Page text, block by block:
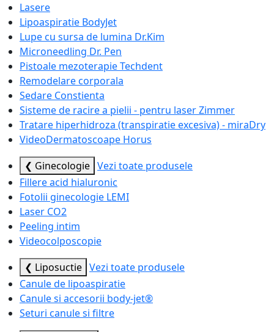
Lasere
Lipoaspiratie BodyJet
Lupe cu sursa de lumina Dr.Kim
Microneedling Dr. Pen
Pistoale mezoterapie Techdent
Remodelare corporala
Sedare Constienta
Sisteme de racire a pielii - pentru laser Zimmer
Tratare hiperhidroza (transpiratie excesiva) - miraDry
VideoDermatoscoape Horus
❮ Ginecologie Vezi toate produsele
Fillere acid hialuronic
Fotolii ginecologie LEMI
Laser CO2
Peeling intim
Videocolposcopie
❮ Liposuctie Vezi toate produsele
Canule de lipoaspiratie
Canule si accesorii body-jet®
Seturi canule si filtre